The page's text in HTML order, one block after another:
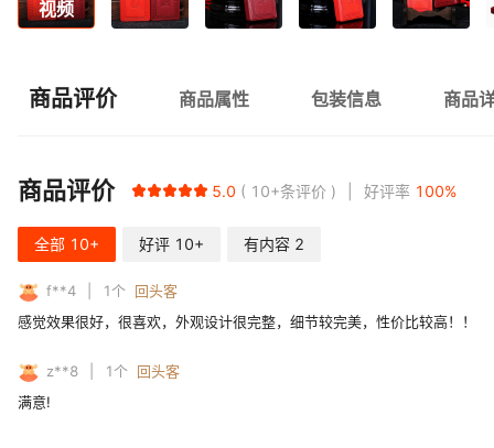
视频
商品评价 商品属性 包装信息 商品
商品评价 5.0 10+条评价 好评率 100%
全部 10+ 好评 10+ 有内容 2
f**4 1个 回头客
感觉效果很好，很喜欢，外观设计很完整，细节较完美，性价比较高！！
z**8 1个 回头客
满意!